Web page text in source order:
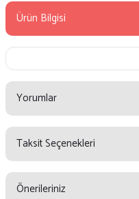
Ürün Bilgisi
Yorumlar
Taksit Seçenekleri
Önerileriniz